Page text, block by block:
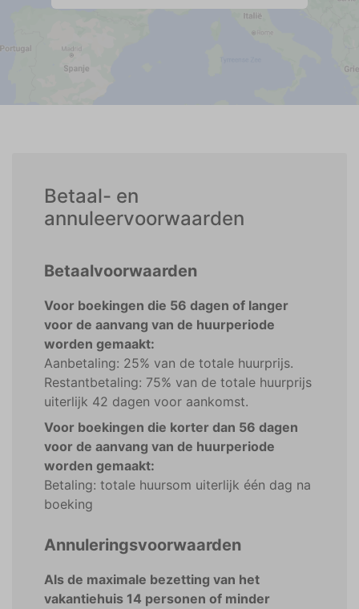
Betaal- en
annuleervoorwaarden
Betaalvoorwaarden
Voor boekingen die 56 dagen of langer
voor de aanvang van de huurperiode
worden gemaakt:
Aanbetaling: 25% van de totale huurprijs.
Restantbetaling: 75% van de totale huurprijs
uiterlijk 42 dagen voor aankomst.
Voor boekingen die korter dan 56 dagen
voor de aanvang van de huurperiode
worden gemaakt:
Betaling: totale huursom uiterlijk één dag na
boeking
Annuleringsvoorwaarden
Als de maximale bezetting van het
vakantiehuis 14 personen of minder